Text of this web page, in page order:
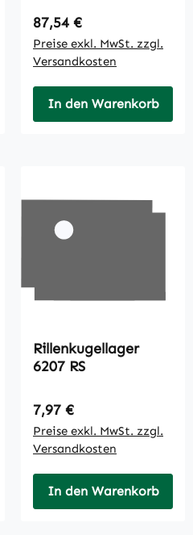
Regulärer Preis:
87,54 €
Preise exkl. MwSt. zzgl.
Versandkosten
In den Warenkorb
Rillenkugellager
6207 RS
Regulärer Preis:
7,97 €
Preise exkl. MwSt. zzgl.
Versandkosten
In den Warenkorb